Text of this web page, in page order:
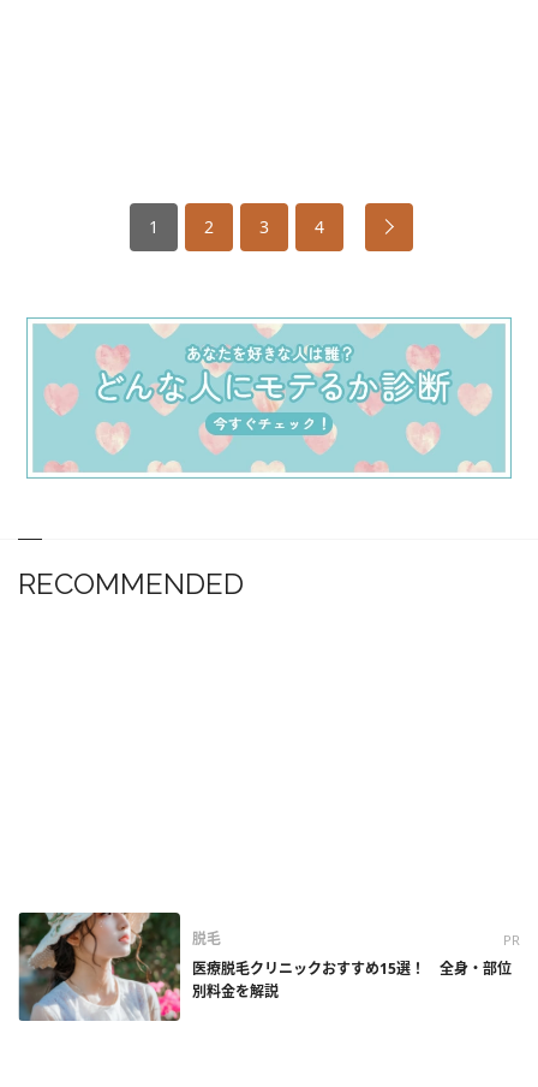
1 2 3 4
RECOMMENDED
脱毛 PR
医療脱毛クリニックおすすめ15選！ 全身・部位
別料金を解説